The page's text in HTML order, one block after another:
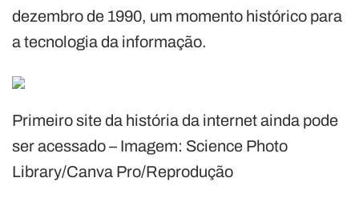
dezembro de 1990, um momento histórico para
a tecnologia da informação.
Primeiro site da história da internet ainda pode
ser acessado – Imagem: Science Photo
Library/Canva Pro/Reprodução